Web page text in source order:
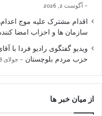
آگوست 2, 2026
اقدام مشترک علیه موج
سازمان ها و احزاب امضا
ویدیو گفتگوی رادیو فردا
حزب مردم بلوچستان
جولای 28, 2026
از میان خبر ها